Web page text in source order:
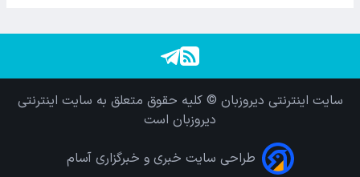
سایت اینترنتی دیروزبان © کلیه حقوق متعلق به سایت اینترنتی
دیروزبان است
طراحی سایت خبری و خبرگزاری آسام